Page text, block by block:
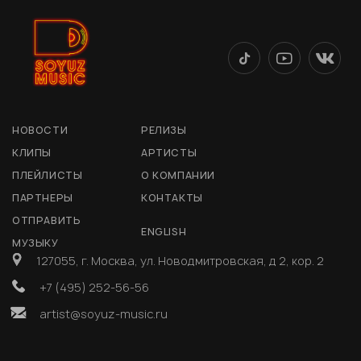
НОВОСТИ
РЕЛИЗЫ
КЛИПЫ
АРТИСТЫ
ПЛЕЙЛИСТЫ
О КОМПАНИИ
ПАРТНЕРЫ
КОНТАКТЫ
ОТПРАВИТЬ
МУЗЫКУ
ENGLISH
127055, г. Москва, ул. Новодмитровская, д 2, кор. 2
+7 (495) 252-56-56
artist@soyuz-music.ru